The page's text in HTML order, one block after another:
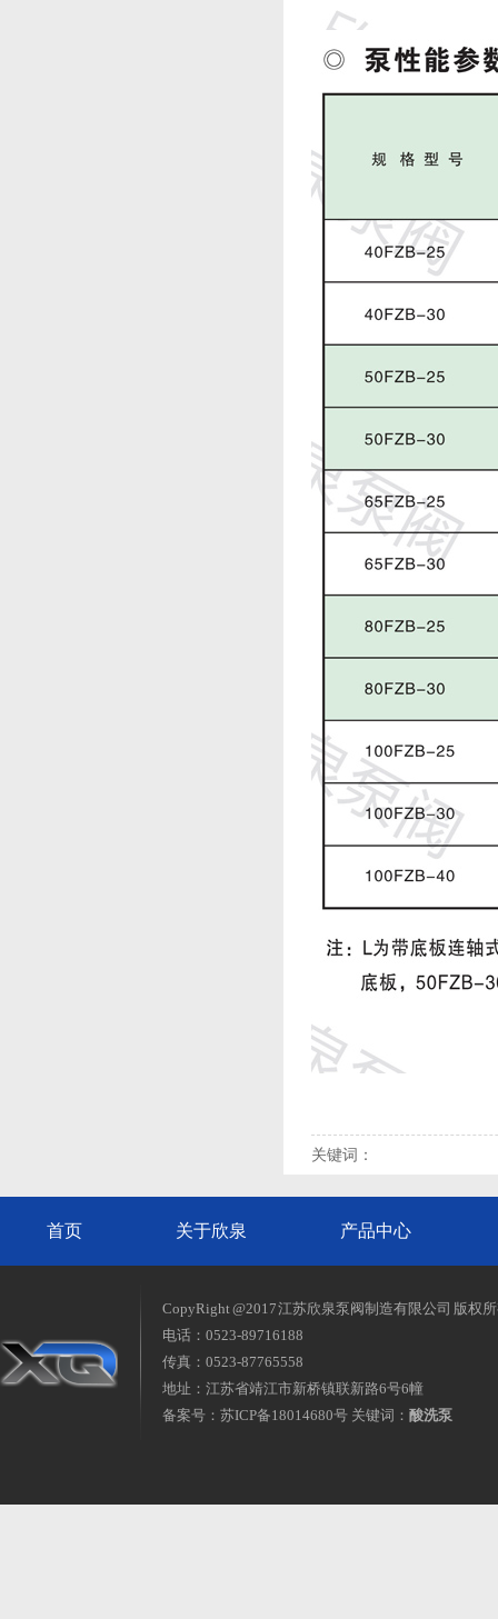
关键词：
首页 关于欣泉 产品中心
CopyRight @2017 江苏欣泉泵阀制造有限公司 版权
电话：0523-89716188
传真：0523-87765558
地址：江苏省靖江市新桥镇联新路6号6幢
备案号： 苏ICP备18014680号 关键词： 酸洗泵